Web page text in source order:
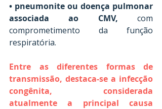
• pneumonite ou doença pulmonar
associada ao CMV, com
comprometimento da função
respiratória.
Entre as diferentes formas de
transmissão, destaca-se a infecção
congênita, considerada
atualmente a principal causa